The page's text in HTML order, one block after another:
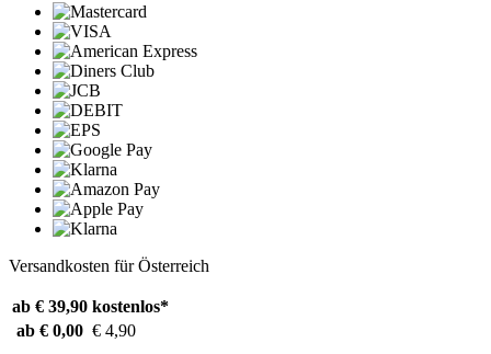
Versandkosten für Österreich
ab € 39,90 kostenlos*
ab € 0,00 € 4,90